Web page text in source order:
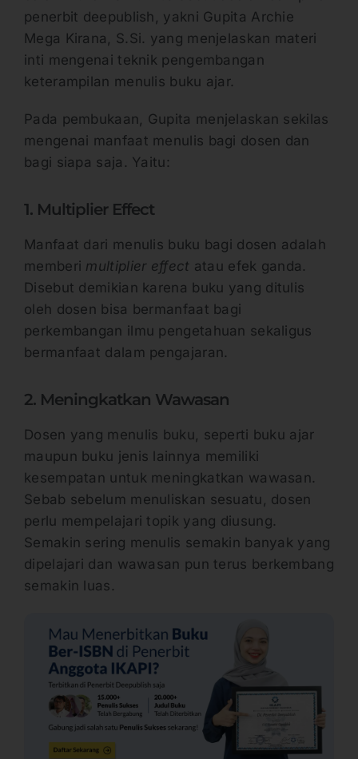
penerbit deepublish, yakni Gupita Archie
Mega Kirana, S.Si. yang menjelaskan materi
inti mengenai teknik pengembangan
keterampilan menulis buku ajar.
Pada pembukaan, Gupita menjelaskan sekilas
mengenai manfaat menulis bagi dosen dan
bagi siapa saja. Yaitu:
1. Multiplier Effect
Manfaat dari menulis buku bagi dosen adalah
memberi multiplier effect atau efek ganda.
Disebut demikian karena buku yang ditulis
oleh dosen bisa bermanfaat bagi
perkembangan ilmu pengetahuan sekaligus
bermanfaat dalam pengajaran.
2. Meningkatkan Wawasan
Dosen yang menulis buku, seperti buku ajar
maupun buku jenis lainnya memiliki
kesempatan untuk meningkatkan wawasan.
Sebab sebelum menuliskan sesuatu, dosen
perlu mempelajari topik yang diusung.
Semakin sering menulis semakin banyak yang
dipelajari dan wawasan pun terus berkembang
semakin luas.